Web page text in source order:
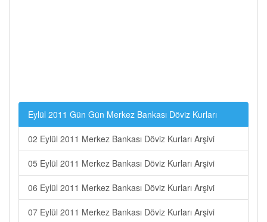
Eylül 2011 Gün Gün Merkez Bankası Döviz Kurları
02 Eylül 2011 Merkez Bankası Döviz Kurları Arşivi
05 Eylül 2011 Merkez Bankası Döviz Kurları Arşivi
06 Eylül 2011 Merkez Bankası Döviz Kurları Arşivi
07 Eylül 2011 Merkez Bankası Döviz Kurları Arşivi